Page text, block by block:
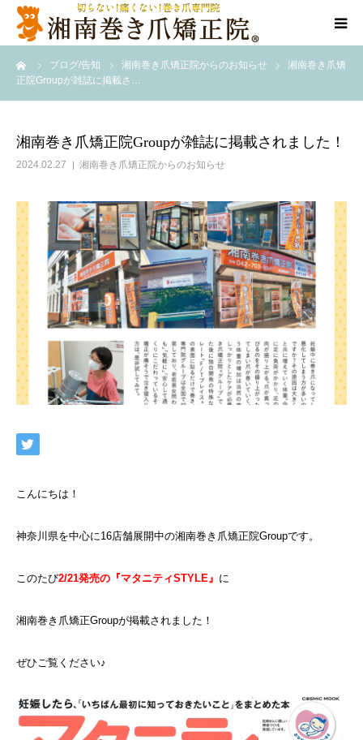
ブログ/告知 湘南巻き爪矯正院からのお知らせ
湘南巻き爪矯
正院Groupが雑誌に掲載さ…
湘南巻き爪矯正院Groupが雑誌に掲載されました！
2024.02.27 湘南巻き爪矯正院からのお知らせ
こんにちは！
神奈川県を中心に16店舗展開中の湘南巻き爪矯正院Groupです。
このたび2/21発売の『マタニティSTYLE』 に
湘南巻き爪矯正Groupが掲載されました！
ぜひご覧ください♪
当院について
料金/メニュー
店舗一覧
施術事例
訪問施術
ブログ/SNS
ネット予約